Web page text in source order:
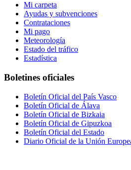
Mi carpeta
Ayudas y subvenciones
Contrataciones
Mi pago
Meteorología
Estado del tráfico
Estadística
Boletines oficiales
Boletín Oficial del País Vasco
Boletín Oficial de Álava
Boletín Oficial de Bizkaia
Boletín Oficial de Gipuzkoa
Boletín Oficial del Estado
Diario Oficial de la Unión